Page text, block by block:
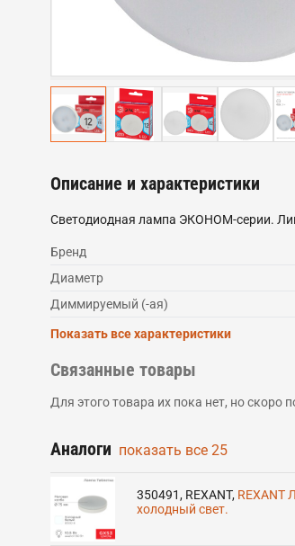
Описание и характеристики
Светодиодная лампа ЭКОНОМ-серии.
Бренд
Диаметр
Диммируемый (-ая)
Показать все характеристики
Связанные товары
Для этого товара их пока нет, но скоро
Аналоги показать все 25
350491, REXANT, REXANT
холодный свет.